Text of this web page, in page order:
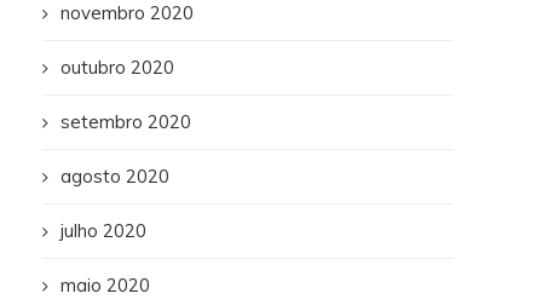
novembro 2020
outubro 2020
setembro 2020
agosto 2020
julho 2020
maio 2020